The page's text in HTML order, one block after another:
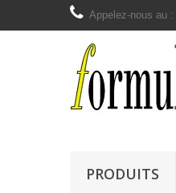
Appelez-nous au :
PRODUITS